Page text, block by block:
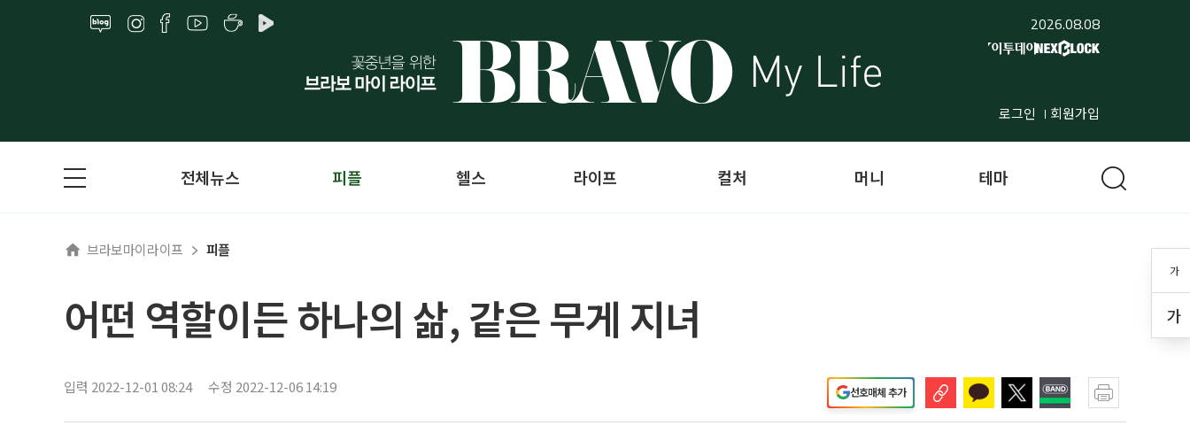
2026.08.08
로그인 회원가입
가
가
전체뉴스 피플 헬스 라이프 컬처 머니 테마
브라보마이라이프 피플
어떤 역할이든 하나의 삶, 같은 무게 지녀
입력 2022-12-01 08:24 수정 2022-12-06 14:19 선호매체 추가